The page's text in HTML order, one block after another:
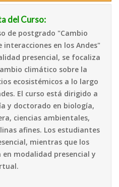
del Curso:
de postgrado "Cambio
en los Andes"
presencial, se focaliza
climático sobre la
ecosistémicos a lo largo
El curso está dirigido a
y doctorado en biología,
ciencias ambientales,
afines. Los estudiantes
mientras que los
modalidad presencial y